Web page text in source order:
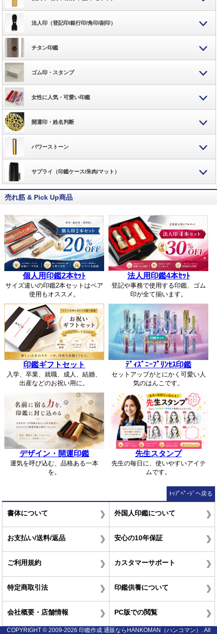
法人印（登記印/銀行印/角印/副印）
チタン印鑑
ゴム印・スタンプ
女性に人気・可愛い印鑑
開運印・姓名判断
パワーストーン
サプライ（印鑑ケース/朱肉/マット）
売れ筋 & Pick Up商品
個人用印鑑2本ｾｯﾄ
サイズ違いの印鑑2本セットはペア
使用もオススメ。
法人用印鑑4本ｾｯﾄ
登記や事務で使用する印鑑、ゴム
印が全て揃います。
印鑑ギフトセット
入学、卒業、就職、成人、結婚、
出産などのお祝い用に。
ﾃﾞｨｽﾞﾆｰﾌﾟﾘﾝｾｽ印鑑
セットアップがとにかく可愛い人
気のはんこです。
デザイン・開運印鑑
運気を呼び込む、品格ある一本
を。
先生スタンプ
先生の毎日に、使いやすいアイテ
ムです。
ﾄｯﾌﾟﾍﾟｰｼﾞへ戻る
書体について 外国人印鑑について
お支払い/送料/返品 安心の10年保証
ご利用規約 カスタマーサポート
特定商取引法 印鑑供養について
会社概要・店舗情報 PC版での閲覧
COPYRIGHT © 2009-2026 印鑑作成 通販ならHANKOMAN（ハンコマン）. All